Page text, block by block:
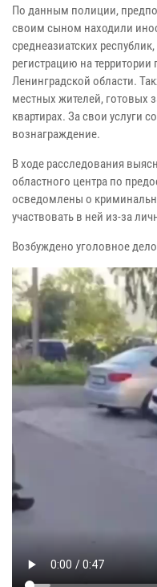
По данным полиции,
своим сыном находили
среднеазиатских
регистрацию на территории
Ленинградской области.
местных жителей, готовых
квартирах. За свои услуги
вознаграждение.
В ходе расследования
областного центра по
осведомлены о
участвовать в ней из-за
Возбуждено уголовное